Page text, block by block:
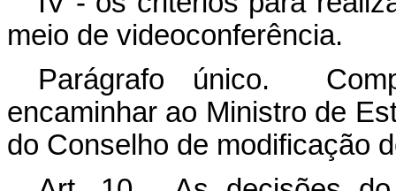
meio de videoconferência.
Parágrafo único.
encaminhar ao Ministro de
do Conselho de modificação